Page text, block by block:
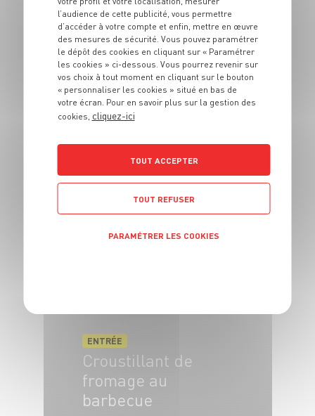
Soupe de poissons
6 pers. 30 min 30 min
Brochettes halloumi
pastèque laquée
4 pers. 15min 5min
ENTRÉE
Croustillant de
fromage au
barbecue
l’audience de cette publicité, vous permettre
d’accéder à votre compte et enfin, mettre en œuvre
des mesures de sécurité. Vous pouvez paramétrer
le dépôt des cookies en cliquant sur « Paramétrer
les cookies » ci-dessous. Vous pourrez revenir sur
vos choix à tout moment en cliquant sur le bouton
« personnaliser les cookies » situé en bas de
votre écran. Pour en savoir plus sur la gestion des
cookies, cliquez-ici
TOUT ACCEPTER
TOUT REFUSER
PARAMÉTRER LES COOKIES